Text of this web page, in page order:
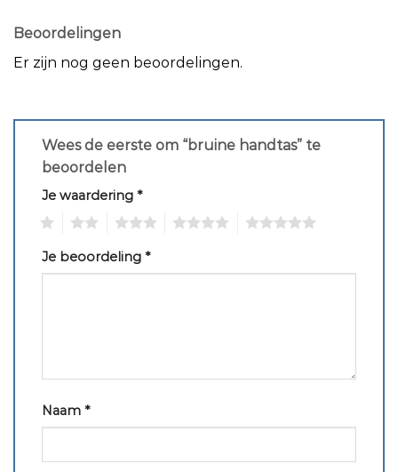
Beoordelingen
Er zijn nog geen beoordelingen.
Wees de eerste om “bruine handtas” te
beoordelen
Je waardering *
Je beoordeling *
Naam *